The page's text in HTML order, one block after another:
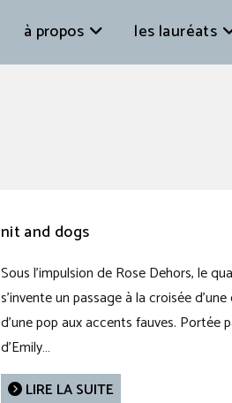
à propos les lauréats
nit and dogs
Sous l’impulsion de Rose Dehors, le
s’invente un passage à la croisée
d'une pop aux accents fauves. Portée
d’Emily…
LIRE LA SUITE